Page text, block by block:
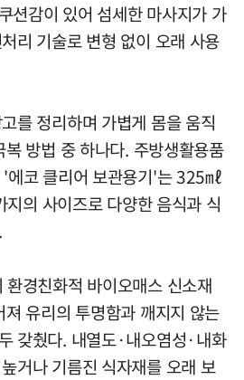
션감이 있어 섬세한 마사지가 가
리 기술로 변형 없이 오래 사용
를 정리하며 가볍게 몸을 움직
방법 중 하나다. 주방생활용품
에코 클리어 보관용기'는 325㎖
의 사이즈로 다양한 음식과 식
경친화적 바이오매스 신소재
유리의 투명함과 깨지지 않는
갖췄다. 내열도·내오염성·내화
거나 기름진 식자재를 오래 보